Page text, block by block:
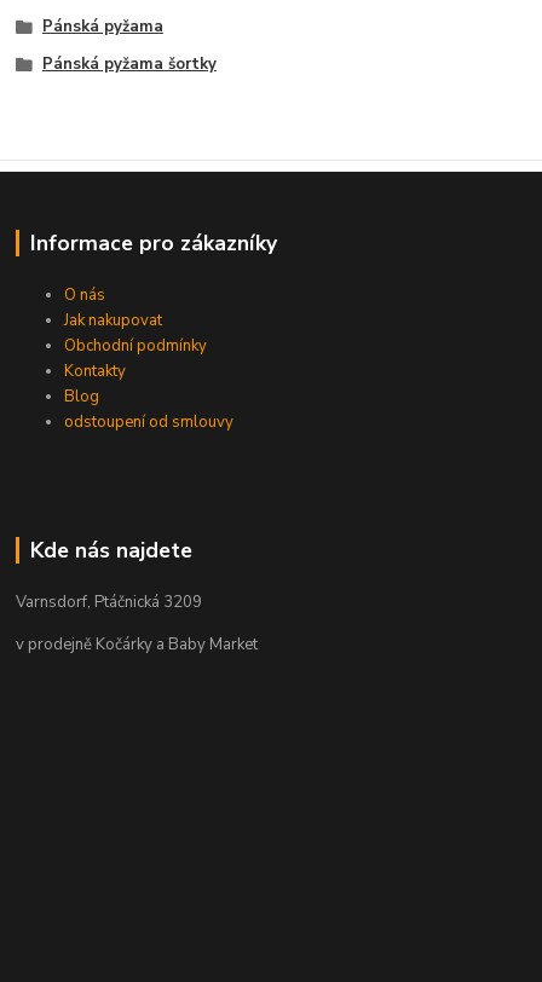
Pánská pyžama
Pánská pyžama šortky
Informace pro zákazníky
O nás
Jak nakupovat
Obchodní podmínky
Kontakty
Blog
odstoupení od smlouvy
Kde nás najdete
Varnsdorf, Ptáčnická 3209
v prodejně Kočárky a Baby Market